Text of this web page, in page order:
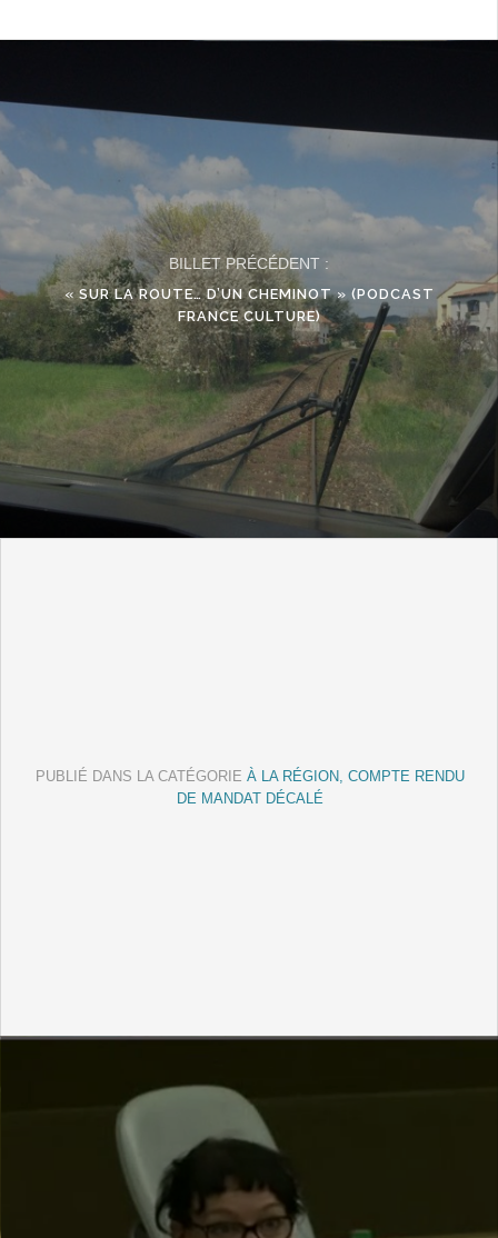
BILLET PRÉCÉDENT :
« SUR LA ROUTE… D’UN CHEMINOT » (PODCAST
FRANCE CULTURE)
PUBLIÉ DANS LA CATÉGORIE À LA RÉGION, COMPTE RENDU
DE MANDAT DÉCALÉ